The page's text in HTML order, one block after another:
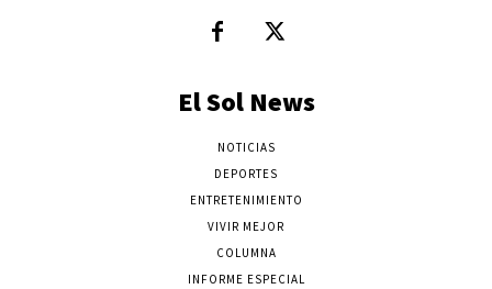
El Sol News
NOTICIAS
DEPORTES
ENTRETENIMIENTO
VIVIR MEJOR
COLUMNA
INFORME ESPECIAL